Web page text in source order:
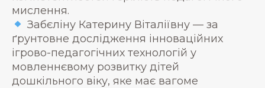
мислення.
Забєліну Катерину Віталіївну — за
ґрунтовне дослідження інноваційних
ігрово-педагогічних технологій у
мовленнєвому розвитку дітей
дошкільного віку, яке має вагоме